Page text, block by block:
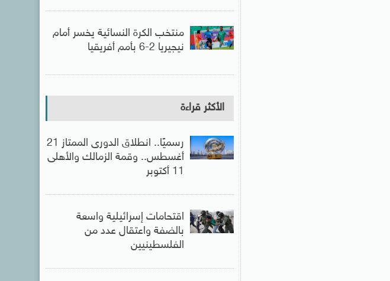
منتخب الكرة النسائية يخسر أمام
نيجيريا 2-6 بأمم أفريقيا
الأكثر قراءة
رسميًا.. انطلاق الدورى الممتاز 21
أغسطس.. وقمة الزمالك والأهلى
11 أكتوبر
اقتحامات إسرائيلية واسعة
بالضفة واعتقال عدد من
الفلسطينيين